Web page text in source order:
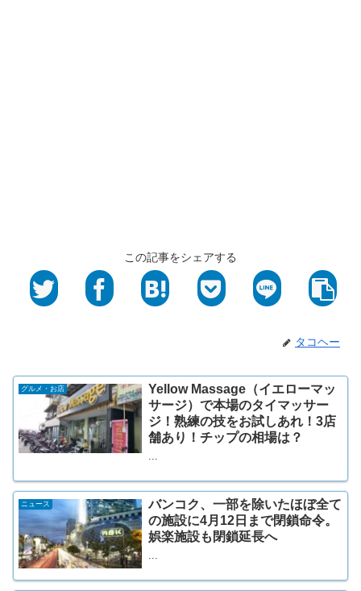
この記事をシェアする
タコヘー
グルメ・お店
Yellow Massage（イエローマッ
サージ）で本場のタイマッサー
ジ！熟練の技をお試しあれ！3店
舗あり！チップの相場は？
...
ニュース
バンコク、一部を除いたほぼ全て
の施設に4月12日まで閉鎖命令。
娯楽施設も閉鎖延長へ
...